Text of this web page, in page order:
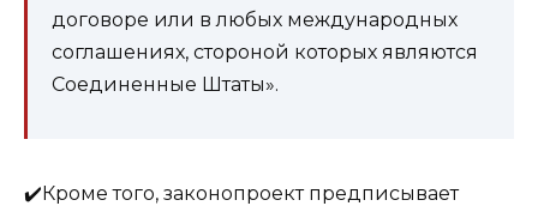
договоре или в любых международных
соглашениях, стороной которых являются
Соединенные Штаты».
✔️Кроме того, законопроект предписывает